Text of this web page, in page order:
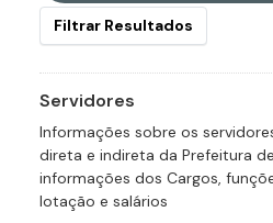
Filtrar Resultados
Servidores
Informações sobre os
direta e indireta da Prefeitura
informações dos Cargos,
lotação e salários